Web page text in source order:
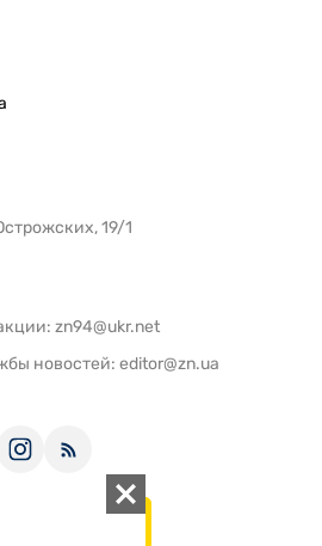
19/1
zn94@ukr.net
новостей: editor@zn.ua